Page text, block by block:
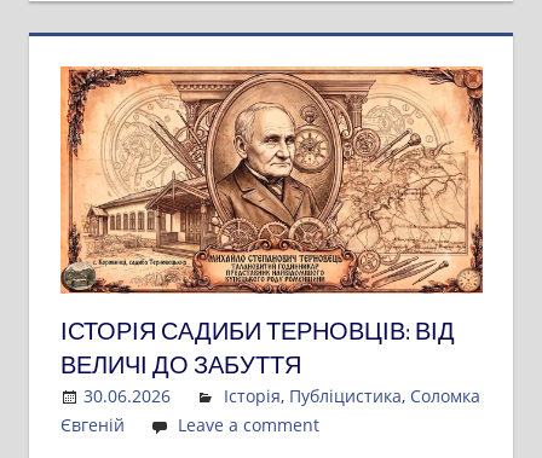
ІСТОРІЯ САДИБИ ТЕРНОВЦІВ: ВІД
ВЕЛИЧІ ДО ЗАБУТТЯ
30.06.2026 Admin
Історія, Публіцистика, Соломка
Євгеній
Leave a comment